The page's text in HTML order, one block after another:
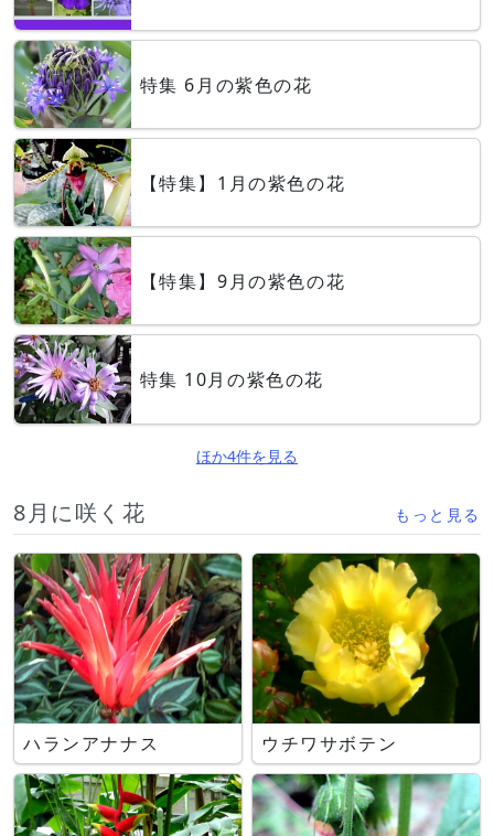
特集 6月の紫色の花
【特集】1月の紫色の花
【特集】9月の紫色の花
特集 10月の紫色の花
ほか4件を見る
8月に咲く花 もっと見る
ハランアナナス ウチワサボテン